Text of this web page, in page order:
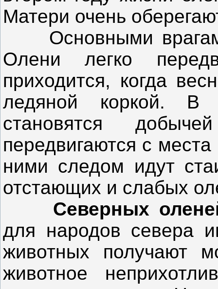
Матери очень
Основными
Олени легко
приходится, когда
ледяной коркой. В
становятся
передвигаются с
ними следом идут
отстающих и слабых
Северных
для народов севера
животных получают
животное